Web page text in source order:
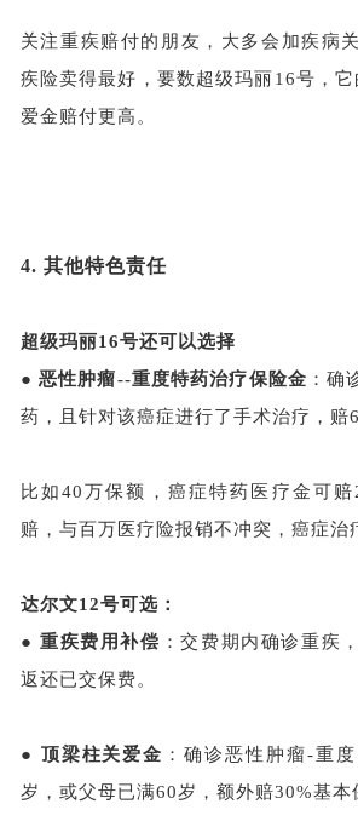
关注重疾赔付的朋友，大多会加疾病
疾险卖得最好，要数超级玛丽16号，
爱金赔付更高。
4. 其他特色责任
超级玛丽16号还可以选择
● 恶性肿瘤--重度特药治疗保险金 ：确
药，且针对该癌症进行了手术治疗，赔
比如40万保额，癌症特药医疗金可
赔，与百万医疗险报销不冲突，癌症治
达尔文12号可选：
● 重疾费用补偿 ：交费期内确诊重疾
返还已交保费。
● 顶梁柱关爱金 ：确诊恶性肿瘤-重
岁，或父母已满60岁，额外赔30%基本